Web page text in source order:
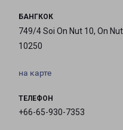
БАНГКОК
749/4 Soi On Nut 10, On
10250
на карте
ТЕЛЕФОН
+66-65-930-7353